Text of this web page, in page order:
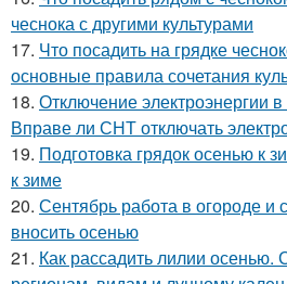
чеснока с другими культурами
17. Что посадить на грядке
основные правила сочетания
18. Отключение электроэнергии
Вправе ли СНТ отключать
19. Подготовка грядок осенью к
к зиме
20. Сентябрь работа в огороде и
вносить осенью
21. Как рассадить лилии осенью.